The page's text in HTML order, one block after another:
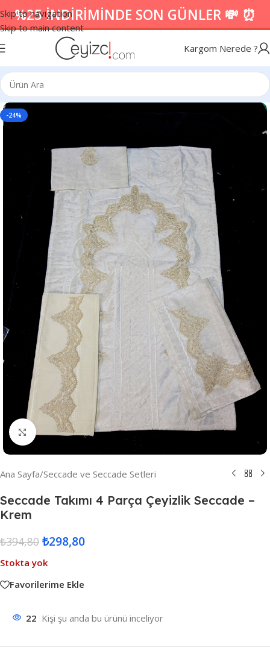
Skip to navigation
Skip to main content
%25 İNDİRİMİNDE SON GÜNLER 💸 ⏰
Kargom Nerede ?
-24%
Resmi Büyüt
Ana Sayfa/Seccade ve Seccade Setleri
Seccade Takımı 4 Parça Çeyizlik Seccade –
Krem
₺394,80 ₺298,80
Stokta yok
Favorilerime Ekle
22 Kişi şu anda bu ürünü inceliyor